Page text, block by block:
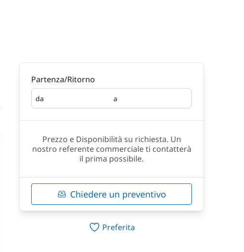
Partenza/Ritorno
da
Partenza a
Ritorno
Prezzo e Disponibilità su richiesta. Un
nostro referente commerciale ti contatterà
il prima possibile.
Chiedere un preventivo
Preferita